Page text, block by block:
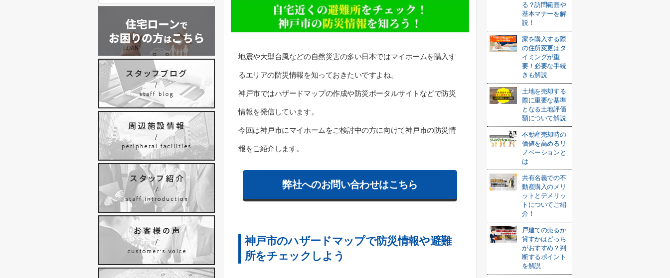
地震や大型台風などの自然災害の多い日本ではマイホームを購入す
るエリアの防災情報を知っておきたいですよね。
神戸市ではハザードマップの作成や防災ポータルサイトなどで防災
情報を発信しています。
今回は神戸市にマイホームをご検討中の方に向けて神戸市の防災情
報をご紹介します。
弊社へのお問い合わせはこちら
神戸市のハザードマップで防災情報や避難
所をチェックしよう
る？訪問範囲や
基本マナーを解
説！
家を購入する際
の住所変更はタ
イミングが重
要！必要な手続
きも解説
土地を売却する
際に重要な基準
となる土地評価
額について解説
不動産売却時の
価値を高めるリ
ノベーションと
は
共有名義での不
動産購入のメリ
ットとデメリッ
トについてご紹
介！
戸建ての売るか
貸すかはどっち
がおすすめ？判
断するポイント
を解説